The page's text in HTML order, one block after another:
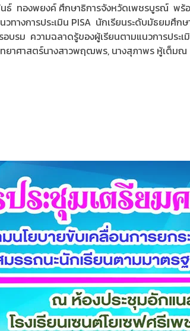
ธ์ ทองพยงค์ ศึกษาธิการจังหวัดเพชรบูรณ์ พร้
ทางการประเมิน PISA นักเรียนระดับมัธยมศึ
อบรม ความฉลาดรู้ของผู้เรียนตามแนวการปร
าศาสตร์นางสาวพฤฒพร, นางสุภาพร หู้เต็ม